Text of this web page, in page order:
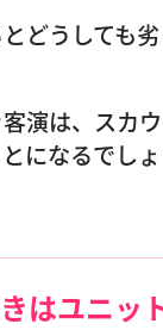
どうしても
演は、スカ
になるでしょ
はユニッ